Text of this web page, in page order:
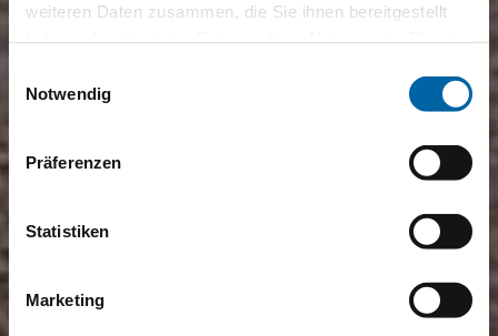
weiteren Daten zusammen, die Sie ihnen bereitgestellt
Notwendig
Präferenzen
Statistiken
Marketing